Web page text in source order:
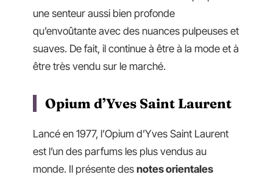
une senteur aussi bien profonde
qu’envoûtante avec des nuances pulpeuses et
suaves. De fait, il continue à être à la mode et à
être très vendu sur le marché.
Opium d’Yves Saint Laurent
Lancé en 1977, l’Opium d’Yves Saint Laurent
est l’un des parfums les plus vendus au
monde. Il présente des notes orientales